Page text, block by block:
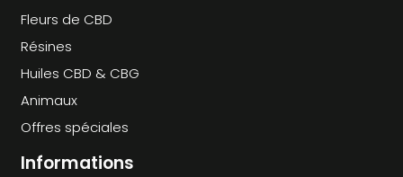
Fleurs de CBD
Résines
Huiles CBD & CBG
Animaux
Offres spéciales
Informations